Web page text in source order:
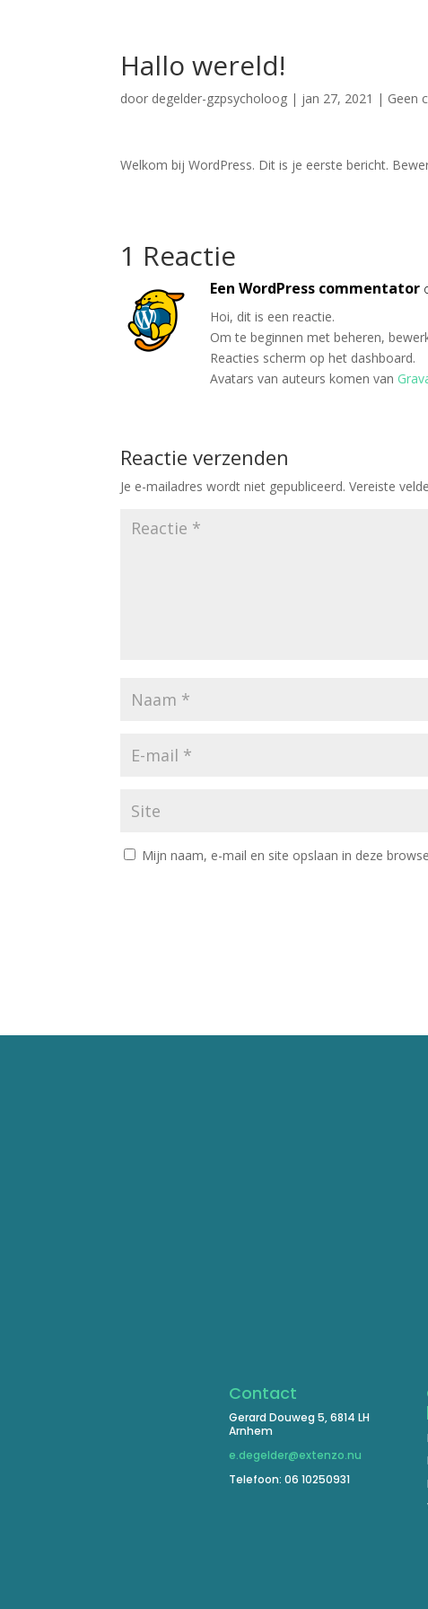
Hallo wereld!
door degelder-gzpsycholoog | jan 27, 2021 | Geen
Welkom bij WordPress. Dit is je eerste bericht.
1 Reactie
Een WordPress commentator
Hoi, dit is een reactie.
Om te beginnen met beheren,
Reacties scherm op het dashboard.
Avatars van auteurs komen van
Reactie verzenden
Je e-mailadres wordt niet gepubliceerd. Vereiste
Mijn naam, e-mail en site opslaan in deze
Contact
Gerard Douweg 5, 6814 LH
Arnhem
e.degelder@extenzo.nu
Telefoon: 06 10250931